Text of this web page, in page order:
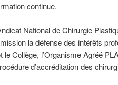
continue.
National de Chirurgie
la défense des intérêts
le Collège, l’Organisme Agréé
d’accréditation des